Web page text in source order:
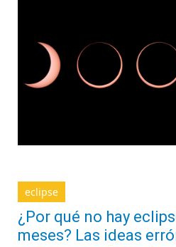
eclipse
¿Por qué no hay
meses? Las ideas